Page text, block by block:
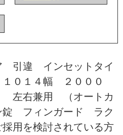
引違 インセットタイ
０１４幅 ２０００
左右兼用 （オートカ
錠 フィンガード ラク
用を検討されている方